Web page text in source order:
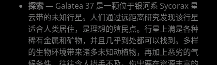
探索— Galatea 37 是一颗位于银河系 Sycorax 星
云带的未知行星。人们通过远距离研究发现该行星
适合人类居住，是理想的殖民点。行星上满是各种
稀有金属和矿物，并且几乎到处都可以找到。多样
的生物环境带来诸多未知动植物，再加上恶劣的气